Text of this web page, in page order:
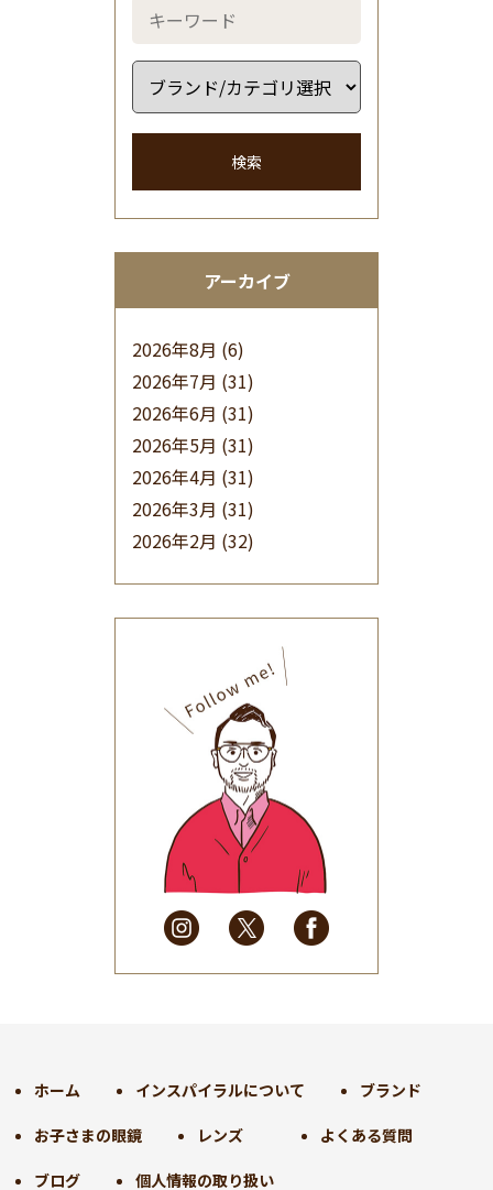
検索
アーカイブ
2026年8月 (6)
2026年7月 (31)
2026年6月 (31)
2026年5月 (31)
2026年4月 (31)
2026年3月 (31)
2026年2月 (32)
(32)
2025年9月(30)
2025年8月(31)
2025年7月(37)
2025年6月(48)
2025年5月
(41)
2025年4月
(32)
2025年3月(31)
2025年2月
(28)
2024年9月(30)
2024年7月(31)
2024年6月(30)
ホーム インスパイラルについて ブランド
お子さまの眼鏡 レンズ よくある質問
ブログ 個人情報の取り扱い